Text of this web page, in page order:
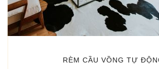
RÈM CẦU VỒNG TỰ